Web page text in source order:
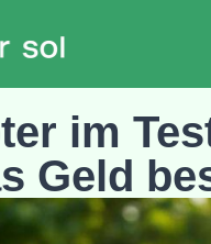
im
Geld